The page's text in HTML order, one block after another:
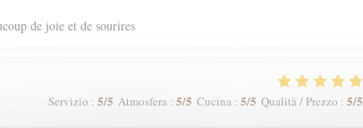
de joie et de sourires
Servizio : 5/5 Atmosfera: 5/5 Cucina: 5/5 Qualità / Prezzo : 5/5